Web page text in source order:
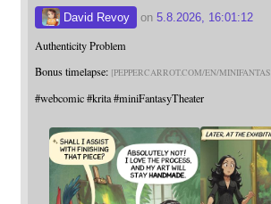
David Revoy on 5.8.2026, 16:01:12
Authenticity Problem
Bonus timelapse: PEPPERCARROT.COM/EN/MINIFANTAS
#webcomic #krita #miniFantasyTheater